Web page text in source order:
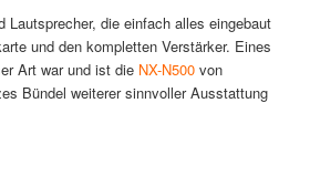
Lautsprecher, die einfach alles eingebaut
und den kompletten Verstärker. Eines
Art war und ist die NX-N500von
Bündel weiterer sinnvoller Ausstattung